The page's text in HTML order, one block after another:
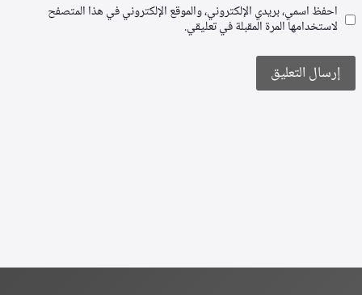
احفظ اسمي، بريدي الإلكتروني، والموقع الإلكتروني في هذا المتصفح
لاستخدامها المرة المقبلة في تعليقي.